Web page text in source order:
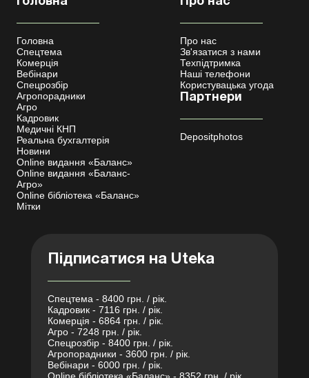
Головна
Спецтема
Комерція
Вебінари
Спецрозбір
Агропорадники
Агро
Кадровик
Медичні КНП
Реальна бухгалтерія
Новини
Online видання «Баланс»
Online видання «Баланс-
Агро»
Online бібліотека «Баланс»
Мітки
Про нас
Зв'язатися з нами
Техпідтримка
Наші телефони
Користувацька угода
Партнери
Depositphotos
Підписатися на Uteka
Спецтема - 8400 грн. / рік.
Кадровик - 7116 грн. / рік.
Комерція - 6864 грн. / рік.
Агро - 7248 грн. / рік.
Спецрозбір - 8400 грн. / рік.
Агропорадники - 3600 грн. / рік.
Вебінари - 6000 грн. / рік.